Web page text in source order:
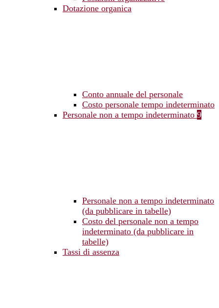
Dotazione organica
Conto annuale del personale
Costo personale tempo indeterminato
Personale non a tempo indeterminato 9
Personale non a tempo indeterminato
(da pubblicare in tabelle)
Costo del personale non a tempo
indeterminato (da pubblicare in
tabelle)
Tassi di assenza